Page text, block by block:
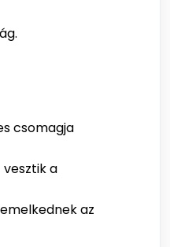
csomagja
a
az